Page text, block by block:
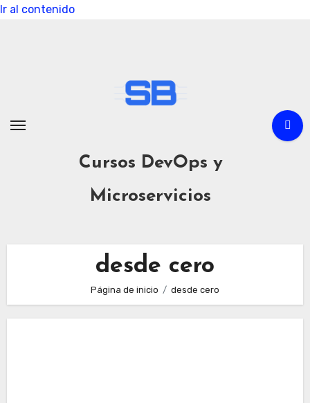
Ir al contenido
Cursos DevOps y
Microservicios
desde cero
Página de inicio desde cero